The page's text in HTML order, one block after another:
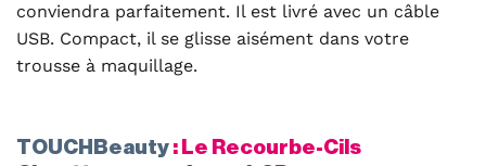
conviendra parfaitement. Il est livré avec un câble
USB. Compact, il se glisse aisément dans votre
trousse à maquillage.
TOUCHBeauty : Le Recourbe-Cils